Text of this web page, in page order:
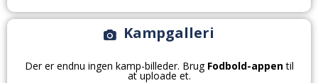
Kampgalleri
Der er endnu ingen kamp-billeder. Brug Fodbold-appentil
at uploade et.